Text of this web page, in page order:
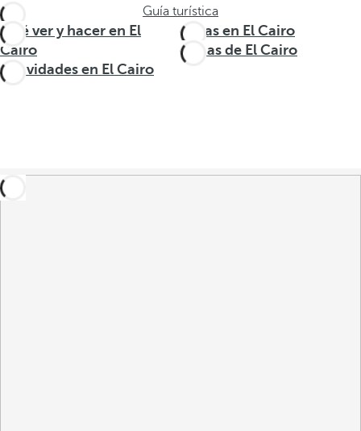
Guía turística
Qué ver y hacer en El
Cairo
Rutas en El Cairo
Zonas de El Cairo
Actividades en El Cairo